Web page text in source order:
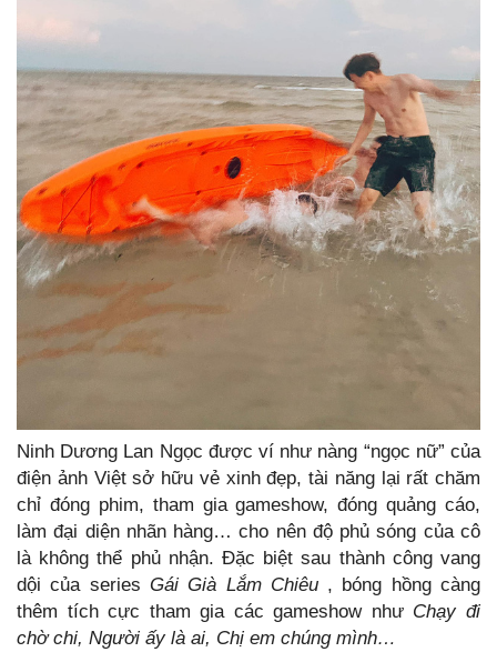
Ninh Dương Lan Ngọc được ví như nàng “ngọc nữ” của
điện ảnh Việt sở hữu vẻ xinh đẹp, tài năng lại rất chăm
chỉ đóng phim, tham gia gameshow, đóng quảng cáo,
làm đại diện nhãn hàng… cho nên độ phủ sóng của cô
là không thể phủ nhận. Đặc biệt sau thành công vang
dội của series Gái Già Lắm Chiêu , bóng hồng càng
thêm tích cực tham gia các gameshow như Chạy đi
chờ chi, Người ấy là ai, Chị em chúng mình…